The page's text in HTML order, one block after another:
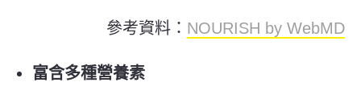
參考資料： NOURISH by WebMD
富含多種營養素